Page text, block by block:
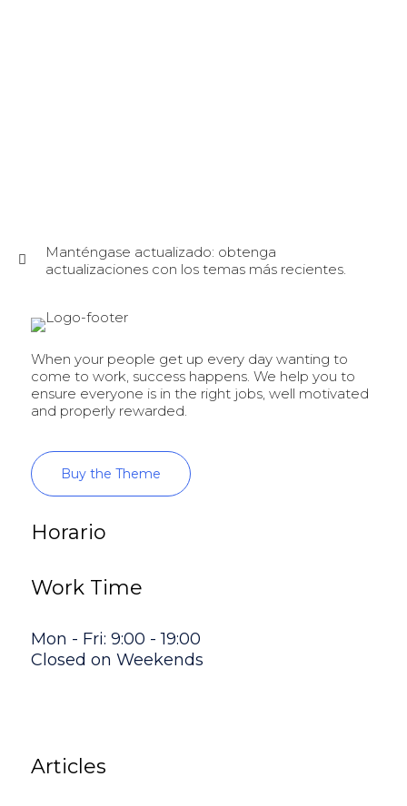
Manténgase actualizado: obtenga
actualizaciones con los temas más recientes.
When your people get up every day wanting to
come to work, success happens. We help you to
ensure everyone is in the right jobs, well motivated
and properly rewarded.
Buy the Theme
Horario
Work Time
Mon - Fri: 9:00 - 19:00
Closed on Weekends
Articles